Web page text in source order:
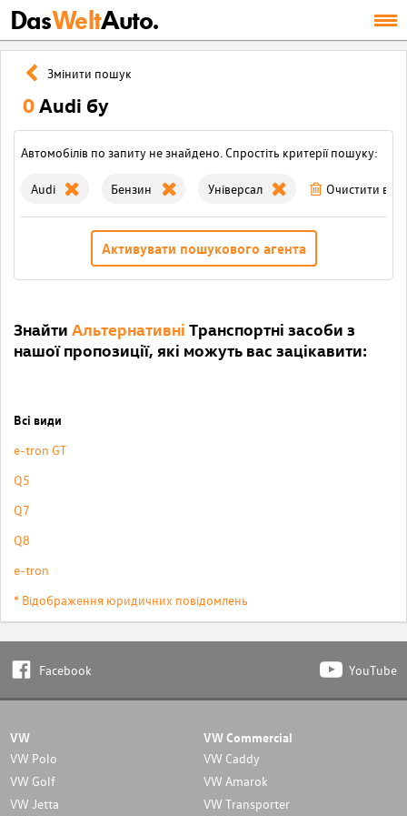
DasWeltAuto.
Змінити пошук
0Audi бу
Автомобілів по запиту не знайдено. Спростіть критерії пошуку:
Audi Бензин Універсал Очистити всі
Активувати пошукового агента
Знайти Альтернативні Транспортні засоби з
нашої пропозиції, які можуть вас зацікавити:
Всі види
e-tron GT
Q5
Q7
Q8
e-tron
* Відображення юридичних повідомлень
Facebook YouTube
VW
VW Polo
VW Golf
VW Jetta
VW Commercial
VW Caddy
VW Amarok
VW Transporter